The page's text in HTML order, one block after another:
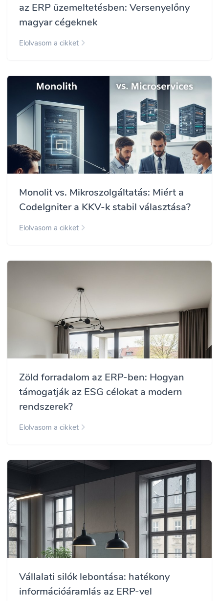
az ERP üzemeltetésben: Versenyelőny
magyar cégeknek
Elolvasom a cikket
Monolit vs. Mikroszolgáltatás: Miért a
CodeIgniter a KKV-k stabil választása?
Elolvasom a cikket
Zöld forradalom az ERP-ben: Hogyan
támogatják az ESG célokat a modern
rendszerek?
Elolvasom a cikket
Vállalati silók lebontása: hatékony
információáramlás az ERP-vel